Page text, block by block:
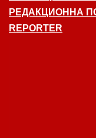
РЕДАКЦИОННА
REPORTER